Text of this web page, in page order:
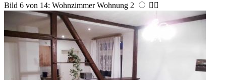
Bild 6 von 14: Wohnzimmer Wohnung 2  